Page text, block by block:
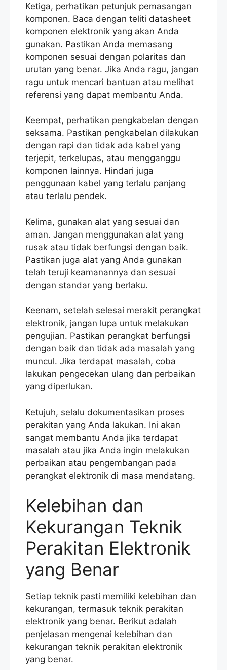
Ketiga, perhatikan petunjuk pemasangan
komponen. Baca dengan teliti datasheet
komponen elektronik yang akan Anda
gunakan. Pastikan Anda memasang
komponen sesuai dengan polaritas dan
urutan yang benar. Jika Anda ragu, jangan
ragu untuk mencari bantuan atau melihat
referensi yang dapat membantu Anda.
Keempat, perhatikan pengkabelan dengan
seksama. Pastikan pengkabelan dilakukan
dengan rapi dan tidak ada kabel yang
terjepit, terkelupas, atau mengganggu
komponen lainnya. Hindari juga
penggunaan kabel yang terlalu panjang
atau terlalu pendek.
Kelima, gunakan alat yang sesuai dan
aman. Jangan menggunakan alat yang
rusak atau tidak berfungsi dengan baik.
Pastikan juga alat yang Anda gunakan
telah teruji keamanannya dan sesuai
dengan standar yang berlaku.
Keenam, setelah selesai merakit perangkat
elektronik, jangan lupa untuk melakukan
pengujian. Pastikan perangkat berfungsi
dengan baik dan tidak ada masalah yang
muncul. Jika terdapat masalah, coba
lakukan pengecekan ulang dan perbaikan
yang diperlukan.
Ketujuh, selalu dokumentasikan proses
perakitan yang Anda lakukan. Ini akan
sangat membantu Anda jika terdapat
masalah atau jika Anda ingin melakukan
perbaikan atau pengembangan pada
perangkat elektronik di masa mendatang.
Kelebihan dan
Kekurangan Teknik
Perakitan Elektronik
yang Benar
Setiap teknik pasti memiliki kelebihan dan
kekurangan, termasuk teknik perakitan
elektronik yang benar. Berikut adalah
penjelasan mengenai kelebihan dan
kekurangan teknik perakitan elektronik
yang benar.